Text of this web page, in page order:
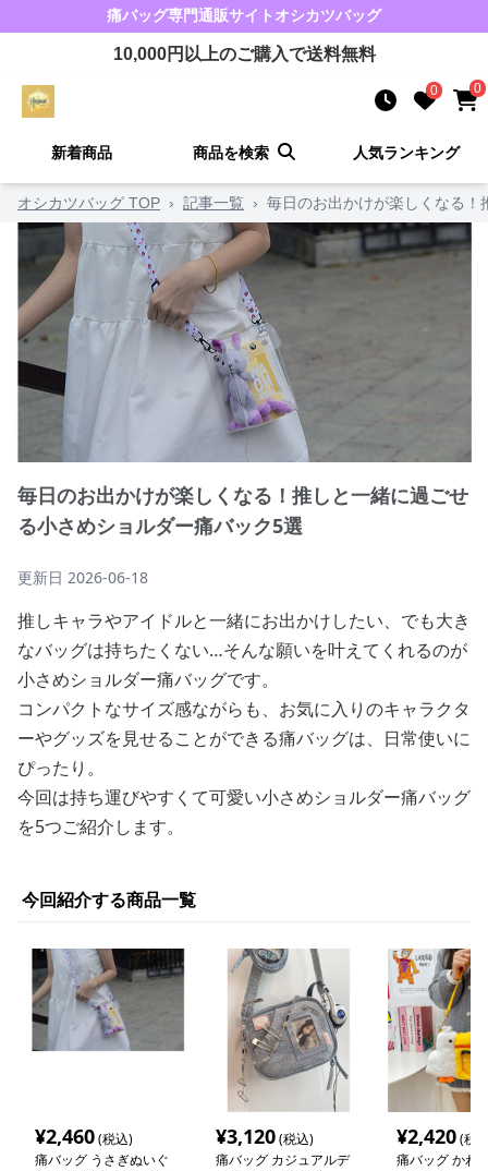
痛バッグ専門通販サイト オシカツバッグ
10,000円以上のご購入で送料無料
0 0
新着商品 商品を検索 人気ランキング
オシカツバッグ TOP › 記事一覧 › 毎日のお出かけが楽しくなる
毎日のお出かけが楽しくなる！推しと一緒に過ごせ
る小さめショルダー痛バック5選
更新日 2026-06-18
推しキャラやアイドルと一緒にお出かけしたい、でも大き
なバッグは持ちたくない…そんな願いを叶えてくれるのが
小さめショルダー痛バッグです。
コンパクトなサイズ感ながらも、お気に入りのキャラクタ
ーやグッズを見せることができる痛バッグは、日常使いに
ぴったり。
今回は持ち運びやすくて可愛い小さめショルダー痛バッグ
を5つご紹介します。
今回紹介する商品一覧
¥2,460(税込)
痛バッグ うさぎぬいぐ
¥3,120(税込)
痛バッグ カジュアルデ
¥2,420(税
痛バッグ かわ